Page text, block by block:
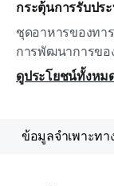
กระตุ้นการรับปร
ชุดอาหารของทาร
การพัฒนาการขอ
ดูประโยชน์ทั้งหม
ข้อมูลจำเพาะทา